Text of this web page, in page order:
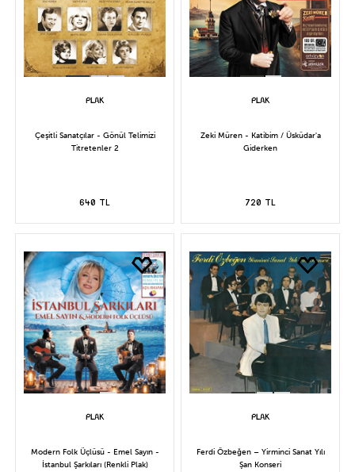
Çeşitli Sanatçılar - Gönül Telimizi
Titretenler 2
640 TL
Zeki Müren - Katibim / Üsküdar'a
Giderken
720 TL
Modern Folk Üçlüsü - Emel Sayın -
İstanbul Şarkıları (Renkli Plak)
Ferdi Özbeğen – Yirminci Sanat Yılı
Şan Konseri